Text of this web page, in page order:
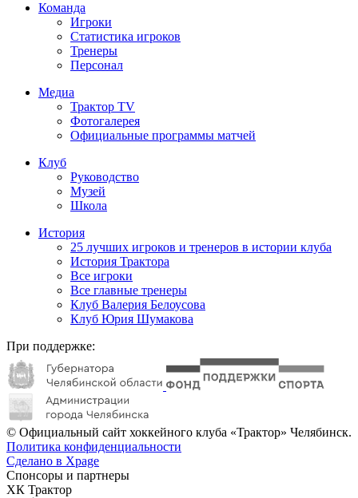
Команда
Игроки
Статистика игроков
Тренеры
Персонал
Медиа
Трактор TV
Фотогалерея
Официальные программы матчей
Клуб
Руководство
Музей
Школа
История
25 лучших игроков и тренеров в истории клуба
История Трактора
Все игроки
Все главные тренеры
Клуб Валерия Белоусова
Клуб Юрия Шумакова
При поддержке:
© Официальный сайт хоккейного клуба «Трактор» Челябинск.
Политика конфиденциальности
Сделано в Xpage
Спонсоры и партнеры
ХК Трактор